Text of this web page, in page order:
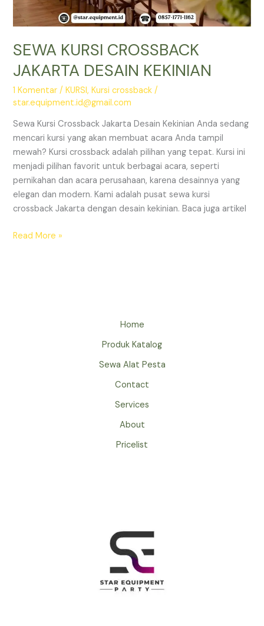
SEWA KURSI CROSSBACK
JAKARTA DESAIN KEKINIAN
1 Komentar /KURSI,Kursi crossback /
star.equipment.id@gmail.com
Sewa Kursi Crossback Jakarta Desain Kekinian Anda sedang
mencari kursi yang akan membuat acara Anda tampil
mewah? Kursi crossback adalah pilihan yang tepat. Kursi ini
menjadi pilihan favorit untuk berbagai acara, seperti
pernikahan dan acara perusahaan, karena desainnya yang
elegan dan modern. Kami adalah pusat sewa kursi
crossback Jakarta dengan desain kekinian. Baca juga artikel
SEWA
Read More »
Home
Produk Katalog
Sewa Alat Pesta
Contact
Services
About
Pricelist